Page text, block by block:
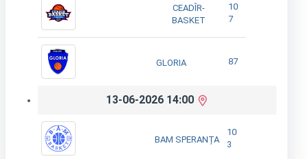
CEADÎR-
BASKET
10
7
GLORIA 87
13-06-2026 14:00
BAM SPERANȚA
10
3